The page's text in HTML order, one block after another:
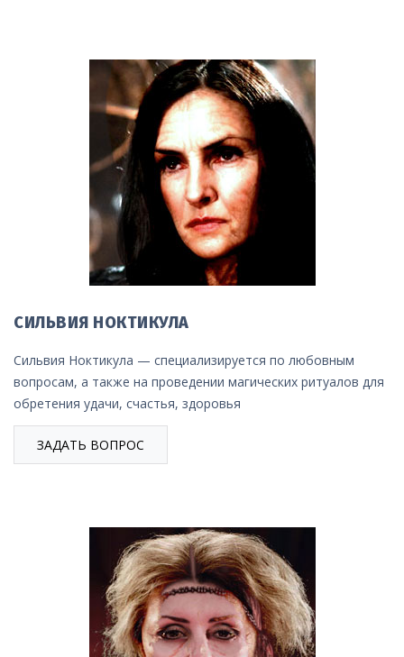
СИЛЬВИЯ НОКТИКУЛА
Сильвия Ноктикула — специализируется по любовным
вопросам, а также на проведении магических ритуалов для
обретения удачи, счастья, здоровья
ЗАДАТЬ ВОПРОС